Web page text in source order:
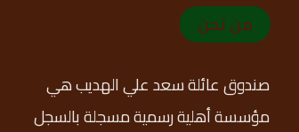
من نحن
صندوق عائلة سعد علي الهديب هي
مؤسسة أهلية رسمية مسجلة بالسجل